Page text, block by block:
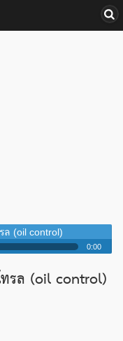
ล (oil control)
0:00
รล (oil control)